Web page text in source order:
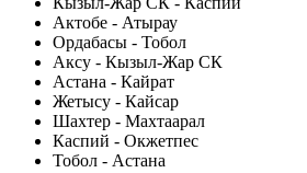
Актобе - Атырау
Ордабасы - Тобол
Аксу - Кызыл-Жар СК
Астана - Кайрат
Жетысу - Кайсар
Шахтер - Махтаарал
Каспий - Окжетпес
Тобол - Астана